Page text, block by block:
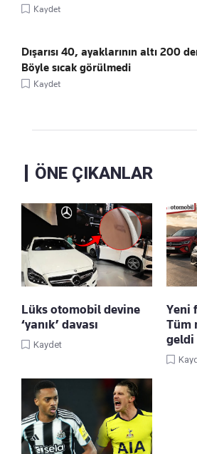
Kaydet
Dışarısı 40, ayaklarının altı 200
Böyle sıcak görülmedi
Kaydet
ÖNE ÇIKANLAR
Lüks otomobil devine
‘yanık’ davası
Kaydet
Yeni
Tüm
geldi